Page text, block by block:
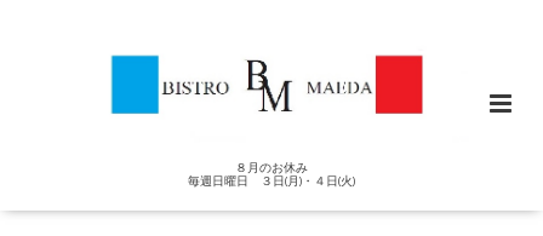
８月のお休み
毎週日曜日 ３日(月)・４日(火)